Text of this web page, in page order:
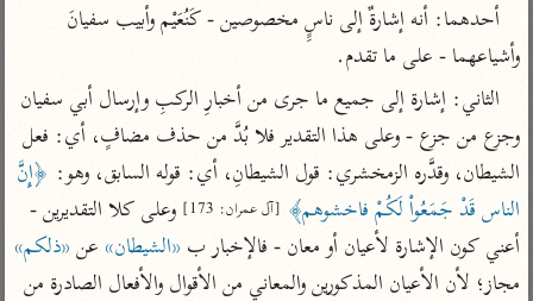
اشترك لتصلك أخبار مشاريعنا
اشترك
راسلنا • تليجرام •تويتر
تعليمات•عن الباحث القرآني
وأشياعهما - على ما تقدم.
الشيطان، وقدَّره الزمخشري: قول الشيطانِ، أي: قوله السابق، وهو:
الناس قَدْ جَمَعُواْ لَكُمْ فاخشوهم﴾ [آل عمران: 173]
أعني كون الإشارة لأعيان أو معان - فالإخبار ب «الشيطان» عن «ذلكم»